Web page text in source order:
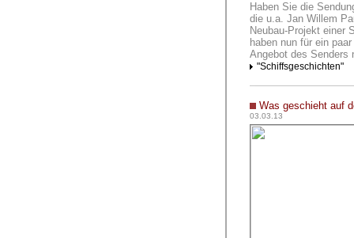
Haben Sie die
die u.a. Jan Willem
Neubau-Projekt einer
haben nun für ein
Angebot des Senders
"Schiffsgeschichten"
Was geschieht auf
03.03.13